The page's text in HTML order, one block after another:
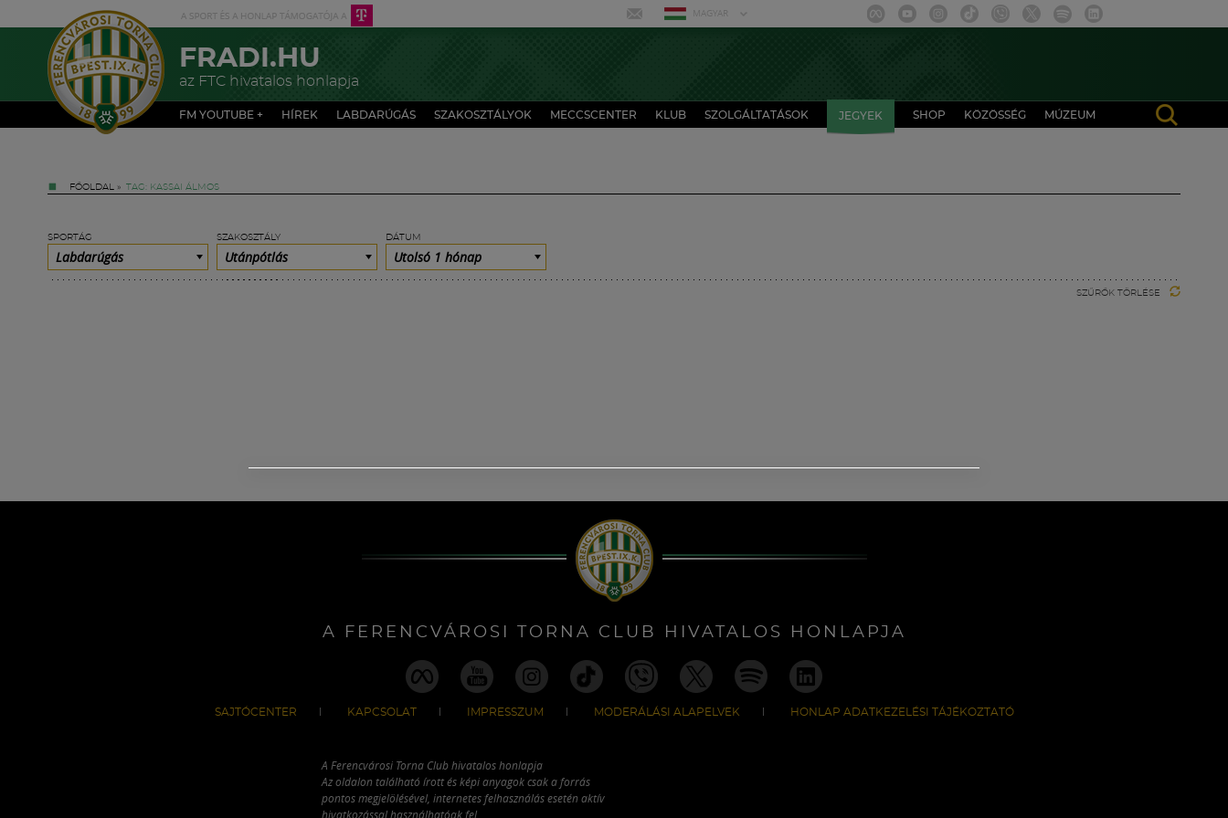
MAGYAR
FRADI.HU
az FTC hivatalos honlapja
FM YOUTUBE + HÍREK LABDARÚGÁS SZAKOSZTÁLYOK MECCSCENTER KLUB SZOLGÁLTATÁSOK JEGYEK SHOP KÖZÖSSÉG MÚZEUM
FŐOLDAL » TAG: KASSAI ÁLMOS
SPORTÁG
Labdarúgás
SZAKOSZTÁLY
Utánpótlás
DÁTUM
Utolsó 1 hónap
SZŰRŐK TÖRLÉSE
A FERENCVÁROSI TORNA CLUB HIVATALOS HONLAPJA
SAJTÓCENTER KAPCSOLAT IMPRESSZUM MODERÁLÁSI ALAPELVEK HONLAP ADATKEZELÉSI TÁJÉKOZTATÓ
A Ferencvárosi Torna Club hivatalos honlapja
Az oldalon található írott és képi anyagok csak a forrás
pontos megjelölésével, internetes felhasználás esetén aktív
hivatkozással használhatóak fel.